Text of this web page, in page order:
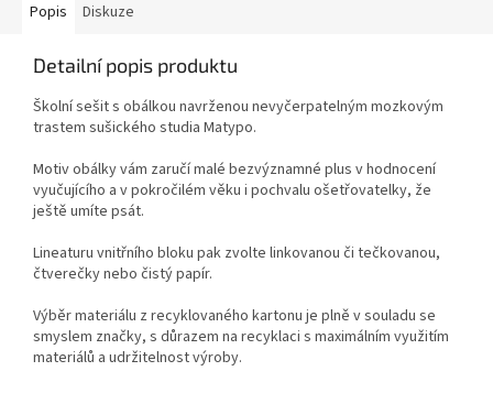
Popis Diskuze
Detailní popis produktu
Školní sešit s obálkou navrženou nevyčerpatelným mozkovým
trastem sušického studia Matypo.
Motiv obálky vám zaručí malé bezvýznamné plus v hodnocení
vyučujícího a v pokročilém věku i pochvalu ošetřovatelky, že
ještě umíte psát.
Lineaturu vnitřního bloku pak zvolte linkovanou či tečkovanou,
čtverečky nebo čistý papír.
Výběr materiálu z recyklovaného kartonu je plně v souladu se
smyslem značky, s důrazem na recyklaci s maximálním využitím
materiálů a udržitelnost výroby.